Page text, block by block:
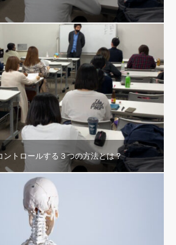
ントロールする３つの方法とは？